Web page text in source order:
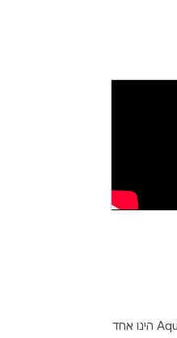
מותג הברזים ואביזרי האמבט – Aquilla הינו אחד